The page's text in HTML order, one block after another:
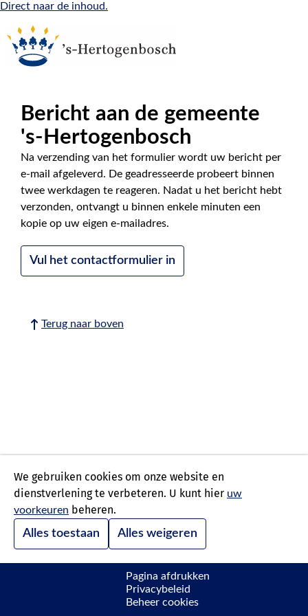
Direct naar de inhoud.
Bericht aan de gemeente
's-Hertogenbosch
Na verzending van het formulier wordt uw bericht per
e-mail afgeleverd. De geadresseerde probeert binnen
twee werkdagen te reageren. Nadat u het bericht hebt
verzonden, ontvangt u binnen enkele minuten een
kopie op uw eigen e-mailadres.
Vul het contactformulier in
Terug naar boven
We gebruiken cookies om onze website en
dienstverlening te verbeteren. U kunt hier uw
voorkeuren beheren.
Alles toestaan Alles weigeren
Pagina afdrukken
Privacybeleid
Beheer cookies